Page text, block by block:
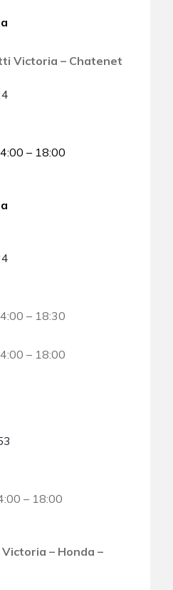
Victoria – Chatenet
– 18:00
– 18:30
– 18:00
– 18:00
– Honda –